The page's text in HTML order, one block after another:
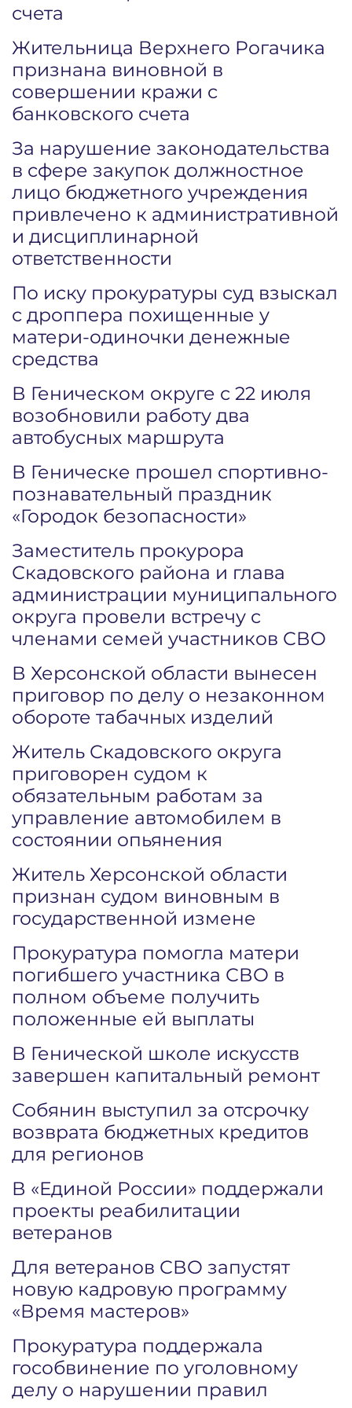
счета
Жительница Верхнего Рогачика
признана виновной в
совершении кражи с
банковского счета
За нарушение законодательства
в сфере закупок должностное
лицо бюджетного учреждения
привлечено к административной
и дисциплинарной
ответственности
По иску прокуратуры суд взыскал
с дроппера похищенные у
матери-одиночки денежные
средства
В Геническом округе с 22 июля
возобновили работу два
автобусных маршрута
В Геническе прошел спортивно-
познавательный праздник
«Городок безопасности»
Заместитель прокурора
Скадовского района и глава
администрации муниципального
округа провели встречу с
членами семей участников СВО
В Херсонской области вынесен
приговор по делу о незаконном
обороте табачных изделий
Житель Скадовского округа
приговорен судом к
обязательным работам за
управление автомобилем в
состоянии опьянения
Житель Херсонской области
признан судом виновным в
государственной измене
Прокуратура помогла матери
погибшего участника СВО в
полном объеме получить
положенные ей выплаты
В Генической школе искусств
завершен капитальный ремонт
Собянин выступил за отсрочку
возврата бюджетных кредитов
для регионов
В «Единой России» поддержали
проекты реабилитации
ветеранов
Для ветеранов СВО запустят
новую кадровую программу
«Время мастеров»
Прокуратура поддержала
гособвинение по уголовному
делу о нарушении правил